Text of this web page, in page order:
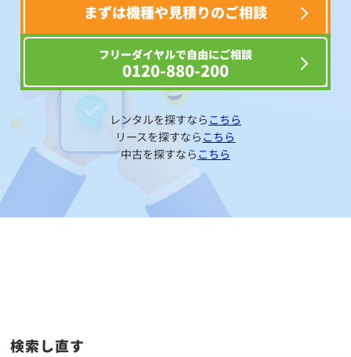
まずは機種や見積りのご相談
フリーダイヤルで自由にご相談
0120-880-200
レンタルを探すなら こちら
リースを探すなら こちら
中古を探すなら こちら
検索し直す